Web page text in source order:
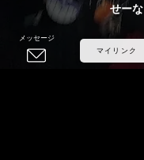
せーな
メッセージ
マイリンク